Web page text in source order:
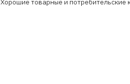
Хорошие товарные и потребительские